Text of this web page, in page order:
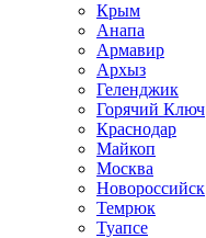
Крым
Анапа
Армавир
Архыз
Геленджик
Горячий Ключ
Краснодар
Майкоп
Москва
Новороссийск
Темрюк
Туапсе